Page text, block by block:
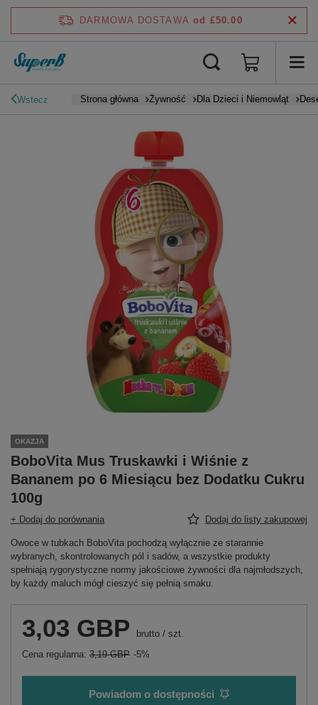
DARMOWA DOSTAWA od £50.00
Wstecz Strona główna Żywność Dla Dzieci i Niemowląt
OKAZJA
BoboVita Mus Truskawki i Wiśnie z
Bananem po 6 Miesiącu bez Dodatku Cukru
100g
+ Dodaj do porównania Dodaj do listy zakupowej
Owoce w tubkach BoboVita pochodzą wyłącznie ze starannie
wybranych, skontrolowanych pól i sadów, a wszystkie produkty
spełniają rygorystyczne normy jakościowe żywności dla najmłodszych,
by każdy maluch mógł cieszyć się pełnią smaku.
3,03 GBP brutto / szt.
Cena regularna: 3,19 GBP -5%
Powiadom o dostępności